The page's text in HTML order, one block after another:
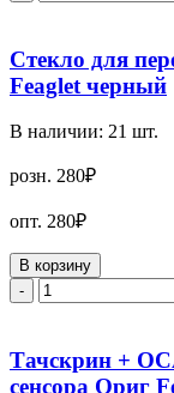
Стекло для
Feaglet черный
В наличии: 21 шт.
розн. 280₽
опт. 280₽
В корзину
-
Тачскрин +
сенсора Ориг